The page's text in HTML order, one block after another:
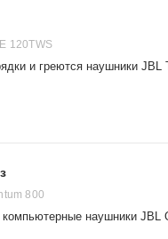
120TWS
и греются наушники
800
наушники JBL